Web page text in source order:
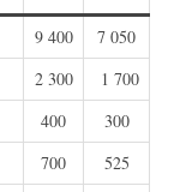
9 400
7 050
2 300
1 700
400
300
700
525